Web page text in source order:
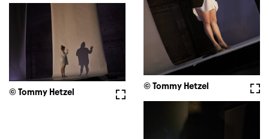
© Tommy Hetzel
Vollbild
© Tommy Hetzel